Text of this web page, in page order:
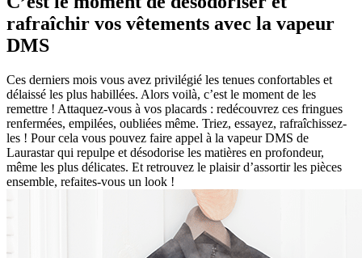
rafraîchir vos vêtements avec la vapeur
DMS
Ces derniers mois vous avez privilégié les tenues confortables et
délaissé les plus habillées. Alors voilà, c’est le moment de les
remettre ! Attaquez-vous à vos placards : redécouvrez ces fringues
renfermées, empilées, oubliées même. Triez, essayez, rafraîchissez-
les ! Pour cela vous pouvez faire appel à la vapeur DMS de
Laurastar qui repulpe et désodorise les matières en profondeur,
même les plus délicates. Et retrouvez le plaisir d’assortir les pièces
ensemble, refaites-vous un look !